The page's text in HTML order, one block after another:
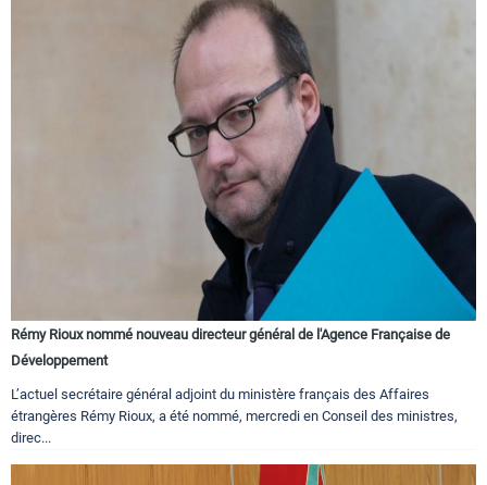
Rémy Rioux nommé nouveau directeur général de l'Agence Française de
Développement
L’actuel secrétaire général adjoint du ministère français des Affaires
étrangères Rémy Rioux, a été nommé, mercredi en Conseil des ministres,
direc...